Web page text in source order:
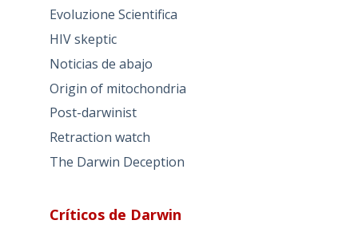
Evoluzione Scientifica
HIV skeptic
Noticias de abajo
Origin of mitochondria
Post-darwinist
Retraction watch
The Darwin Deception
Críticos de Darwin